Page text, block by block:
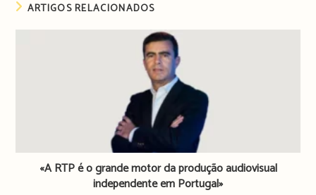
ARTIGOS RELACIONADOS
«A RTP é o grande motor da produção audiovisual
independente em Portugal»